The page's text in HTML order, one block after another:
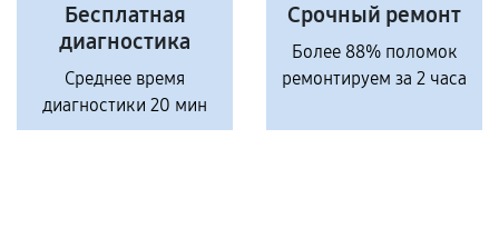
Бесплатная
диагностика
Среднее время
диагностики 20 мин
Срочный ремонт
Более 88% поломок
ремонтируем за 2 часа